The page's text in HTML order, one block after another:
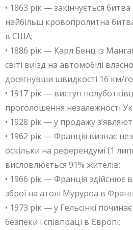
• 1863 рік — закінчується
найбільш кровопролитна
в США;
• 1886 рік — Карл Бенц із
світі виїзд на автомобілі
досягнувши швидкості 16 км/
• 1917 рік — виступ
проголошення незалежності
• 1928 рік — у продажу
• 1962 рік — Франція визнає
оскільки на референдумі (1
висловлюється 91% жителів;
• 1966 рік — Франція здійснює
зброї на атолі Муруроа в
• 1973 рік — у Гельсінкі
безпеки і співпраці в Європі;